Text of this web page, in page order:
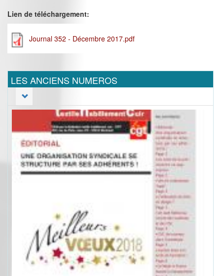
Lien de téléchargement:
Journal 352 - Décembre 2017.pdf
LES ANCIENS NUMEROS